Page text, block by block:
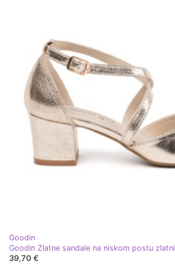
Goodin
Goodin Zlatne sandale na niskom postu zlatni
39,70 €